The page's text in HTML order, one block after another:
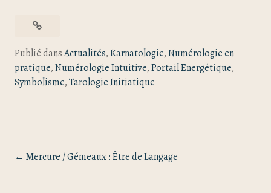
Publié dansActualités,Karnatologie,Numérologie en
pratique,Numérologie Intuitive,Portail Energétique,
Symbolisme,Tarologie Initiatique
Mercure / Gémeaux : Être de Langage